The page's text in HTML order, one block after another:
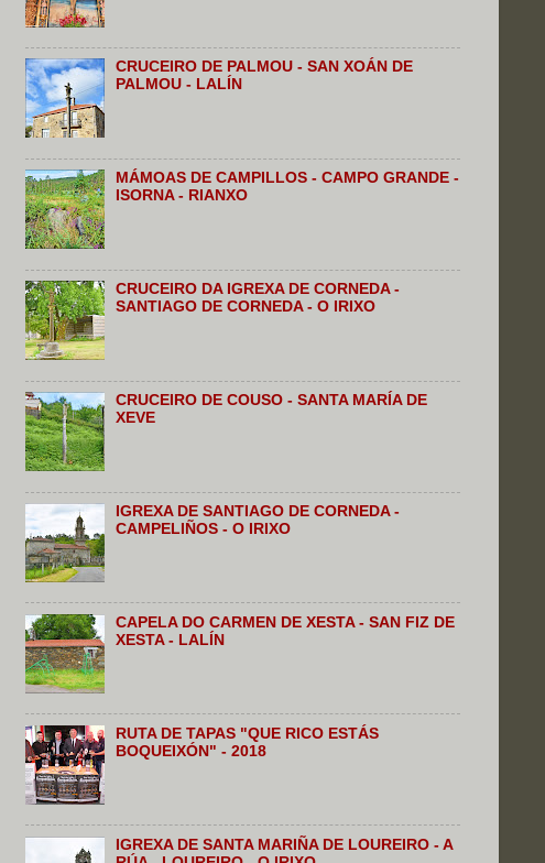
CRUCEIRO DE PALMOU - SAN XOÁN DE
PALMOU - LALÍN
MÁMOAS DE CAMPILLOS - CAMPO GRANDE -
ISORNA - RIANXO
CRUCEIRO DA IGREXA DE CORNEDA -
SANTIAGO DE CORNEDA - O IRIXO
CRUCEIRO DE COUSO - SANTA MARÍA DE
XEVE
IGREXA DE SANTIAGO DE CORNEDA -
CAMPELIÑOS - O IRIXO
CAPELA DO CARMEN DE XESTA - SAN FIZ DE
XESTA - LALÍN
RUTA DE TAPAS "QUE RICO ESTÁS
BOQUEIXÓN" - 2018
IGREXA DE SANTA MARIÑA DE LOUREIRO - A